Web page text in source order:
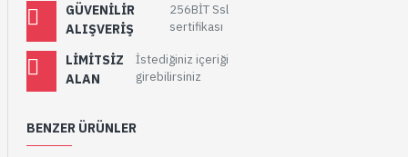
GÜVENILIR
ALIŞVERIŞ
256BİT Ssl
sertifikası
LIMITSIZ
ALAN
İstediğiniz içeriği
girebilirsiniz
BENZER ÜRÜNLER